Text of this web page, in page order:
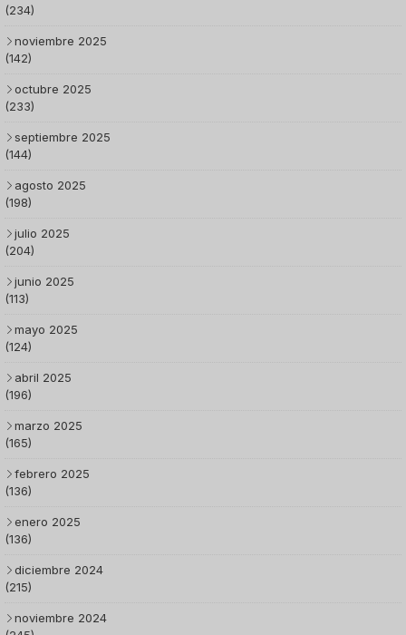
(234)
noviembre 2025
(142)
octubre 2025
(233)
septiembre 2025
(144)
agosto 2025
(198)
julio 2025
(204)
junio 2025
(113)
mayo 2025
(124)
abril 2025
(196)
marzo 2025
(165)
febrero 2025
(136)
enero 2025
(136)
diciembre 2024
(215)
noviembre 2024